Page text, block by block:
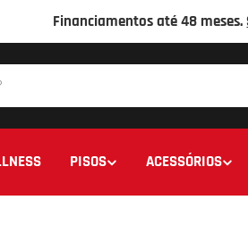
Financiamentos até 48 meses.
PISOS ACESSÓRIOS